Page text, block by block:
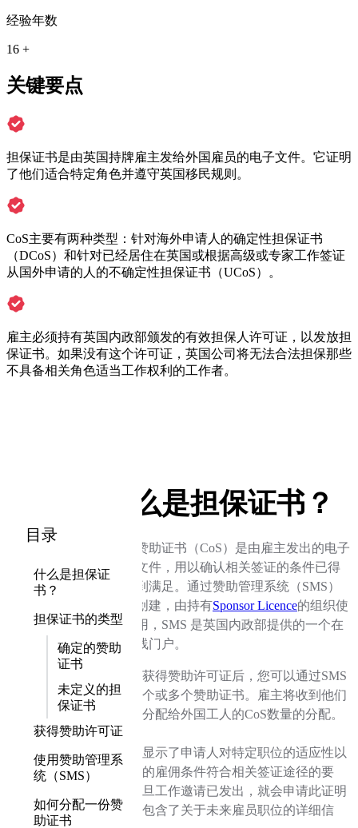
经验年数
16 +
关键要点
担保证书是由英国持牌雇主发给外国雇员的电子文件。它证明
了他们适合特定角色并遵守英国移民规则。
CoS主要有两种类型：针对海外申请人的确定性担保证书
（DCoS）和针对已经居住在英国或根据高级或专家工作签证
从国外申请的人的不确定性担保证书（UCoS）。
雇主必须持有英国内政部颁发的有效担保人许可证，以发放担
保证书。如果没有这个许可证，英国公司将无法合法担保那些
不具备相关角色适当工作权利的工作者。
目录
什么是担保证
书？
担保证书的类型
确定的赞助
证书
未定义的担
保证书
获得赞助许可证
使用赞助管理系
统（SMS）
如何分配一份赞
助证书
什么是担保证书？
赞助证书（CoS）是由雇主发出的电子
文件，用以确认相关签证的条件已得
到满足。通过赞助管理系统（SMS）
创建，由持有Sponsor Licence的组织使
用，SMS 是英国内政部提供的一个在
线门户。
当雇主获得赞助许可证后，您可以通过SMS
申请一个或多个赞助证书。雇主将收到他们
被允许分配给外国工人的CoS数量的分配。
证明书显示了申请人对特定职位的适应性以
及拟议的雇佣条件符合相关签证途径的要
求。一旦工作邀请已发出，就会申请此证明
书，并包含了关于未来雇员职位的详细信